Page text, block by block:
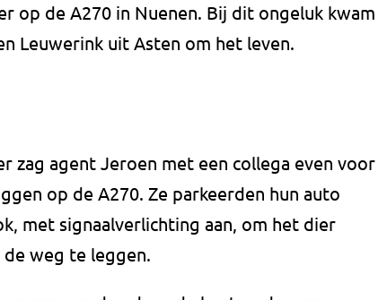
op de A270 in Nuenen. Bij dit ongeluk kwam
Leuwerink uit Asten om het leven.
zag agent Jeroen met een collega even voor
op de A270. Ze parkeerden hun auto
met signaalverlichting aan, om het dier
weg te leggen.